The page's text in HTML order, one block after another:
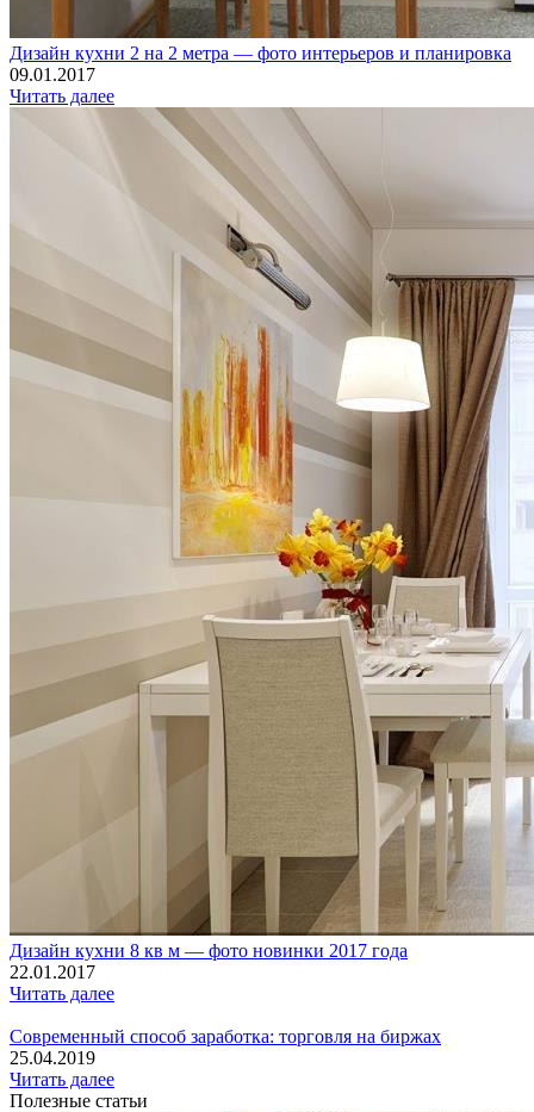
Дизайн кухни 2 на 2 метра — фото интерьеров и планировка
09.01.2017
Читать далее
Дизайн кухни 8 кв м — фото новинки 2017 года
22.01.2017
Читать далее
Современный способ заработка: торговля на биржах
25.04.2019
Читать далее
Полезные статьи